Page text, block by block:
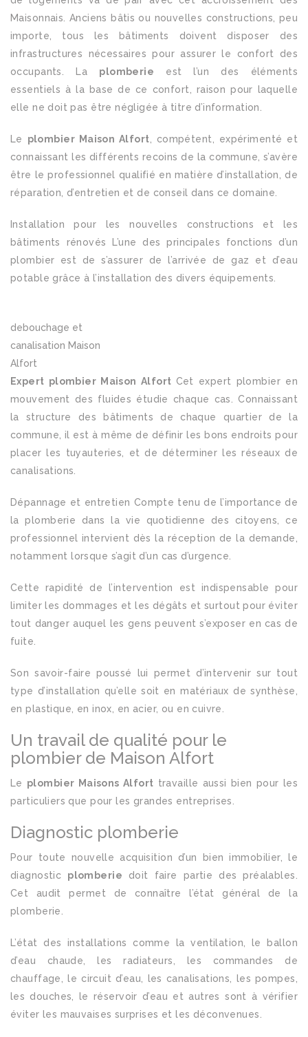
Maisonnais. Anciens bâtis ou nouvelles constructions, peu
importe, tous les bâtiments doivent disposer des
infrastructures nécessaires pour assurer le confort des
occupants. La plomberie est l’un des éléments
essentiels à la base de ce confort, raison pour laquelle
elle ne doit pas être négligée à titre d’information.
Le plombier Maison Alfort , compétent, expérimenté et
connaissant les différents recoins de la commune, s’avère
être le professionnel qualifié en matière d’installation, de
réparation, d’entretien et de conseil dans ce domaine.
Installation pour les nouvelles constructions et les
bâtiments rénovés L’une des principales fonctions d’un
plombier est de s’assurer de l’arrivée de gaz et d’eau
potable grâce à l’installation des divers équipements.
debouchage et
canalisation Maison
Alfort
Expert plombier Maison Alfort Cet expert plombier en
mouvement des fluides étudie chaque cas. Connaissant
la structure des bâtiments de chaque quartier de la
commune, il est à même de définir les bons endroits pour
placer les tuyauteries, et de déterminer les réseaux de
canalisations.
Dépannage et entretien Compte tenu de l’importance de
la plomberie dans la vie quotidienne des citoyens, ce
professionnel intervient dès la réception de la demande,
notamment lorsque s’agit d’un cas d’urgence.
Cette rapidité de l’intervention est indispensable pour
limiter les dommages et les dégâts et surtout pour éviter
tout danger auquel les gens peuvent s’exposer en cas de
fuite.
Son savoir-faire poussé lui permet d’intervenir sur tout
type d’installation qu’elle soit en matériaux de synthèse,
en plastique, en inox, en acier, ou en cuivre.
Un travail de qualité pour le
plombier de Maison Alfort
Le plombier Maisons Alfort travaille aussi bien pour les
particuliers que pour les grandes entreprises.
Diagnostic plomberie
Pour toute nouvelle acquisition d’un bien immobilier, le
diagnostic plomberie doit faire partie des préalables.
Cet audit permet de connaître l’état général de la
plomberie.
L’état des installations comme la ventilation, le ballon
d’eau chaude, les radiateurs, les commandes de
chauffage, le circuit d’eau, les canalisations, les pompes,
les douches, le réservoir d’eau et autres sont à vérifier
éviter les mauvaises surprises et les déconvenues.